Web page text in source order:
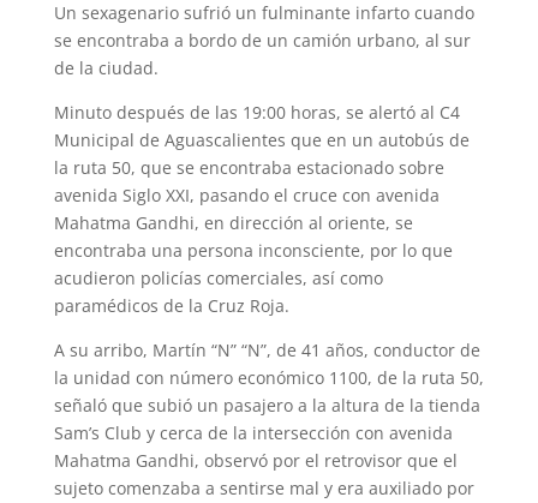
Un sexagenario sufrió un fulminante infarto cuando
se encontraba a bordo de un camión urbano, al sur
de la ciudad.
Minuto después de las 19:00 horas, se alertó al C4
Municipal de Aguascalientes que en un autobús de
la ruta 50, que se encontraba estacionado sobre
avenida Siglo XXI, pasando el cruce con avenida
Mahatma Gandhi, en dirección al oriente, se
encontraba una persona inconsciente, por lo que
acudieron policías comerciales, así como
paramédicos de la Cruz Roja.
A su arribo, Martín “N” “N”, de 41 años, conductor de
la unidad con número econó­mico 1100, de la ruta 50,
señaló que subió un pasajero a la altura de la tienda
Sam’s Club y cerca de la intersección con avenida
Mahatma Gandhi, observó por el retrovisor que el
sujeto comenzaba a sentirse mal y era auxiliado por